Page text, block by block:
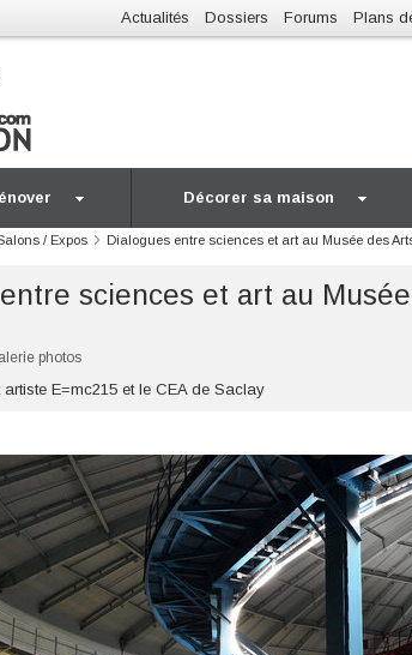
Actualités Dossiers Forums Plans
Décorer sa maison
/ Expos Dialogues entre sciences et art au Musée des
sciences et art au
photos
E=mc215 et le CEA de Saclay